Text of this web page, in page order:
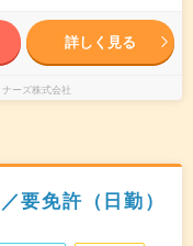
詳しく見る
ーズ株式会社
要免許（日勤）